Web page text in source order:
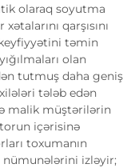
olaraq soyutma
qarşısını
təmin
olan
tutmuş daha geniş
tələb edən
malik müştərilərin
içərisinə
toxumanın
nümunələrini izləyir;